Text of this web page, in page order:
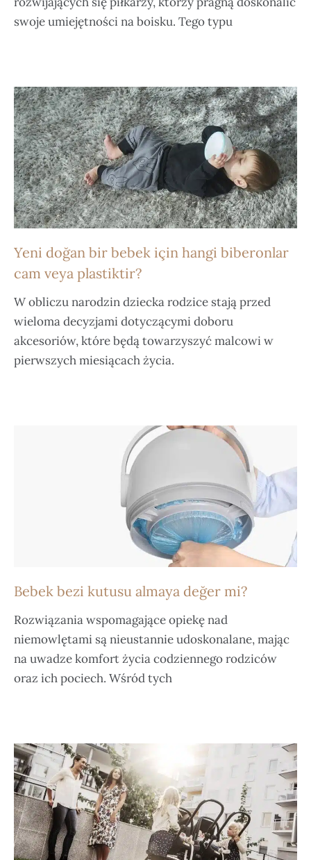
swoje umiejętności na boisku. Tego typu
Yeni doğan bir bebek için hangi biberonlar
cam veya plastiktir?
W obliczu narodzin dziecka rodzice stają przed
wieloma decyzjami dotyczącymi doboru
akcesoriów, które będą towarzyszyć malcowi w
pierwszych miesiącach życia.
Bebek bezi kutusu almaya değer mi?
Rozwiązania wspomagające opiekę nad
niemowlętami są nieustannie udoskonalane, mając
na uwadze komfort życia codziennego rodziców
oraz ich pociech. Wśród tych